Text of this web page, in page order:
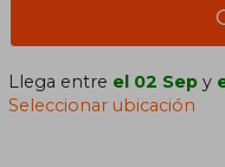
Llega entre el 02 Sep y
Seleccionar ubicación